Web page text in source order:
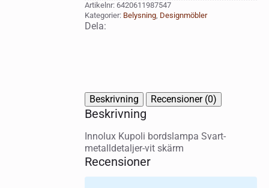
Artikelnr: 6420611987547
Kategorier: Belysning, Designmöbler
Dela:
Beskrivning Recensioner (0)
Beskrivning
Innolux Kupoli bordslampa Svart-
metalldetaljer-vit skärm
Recensioner